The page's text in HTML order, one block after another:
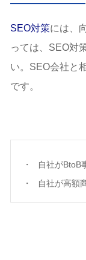
SEO対策には、
っては、SEO対
い。SEO会社と
です。
自社がBtoB
自社が高額